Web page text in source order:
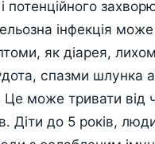
потенційного
інфекція
як діарея,
спазми шлунка
Це може тривати від
Діти до 5 років,